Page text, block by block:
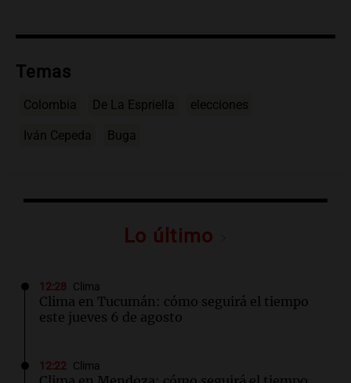
Temas
Colombia De La Espriella elecciones
Iván Cepeda Buga
Lo último
12:28 Clima
Clima en Tucumán: cómo seguirá el tiempo
este jueves 6 de agosto
12:22 Clima